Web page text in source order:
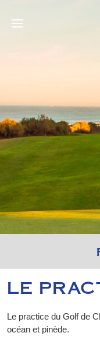
LE
Le practice du Golf de
océan et pinède.